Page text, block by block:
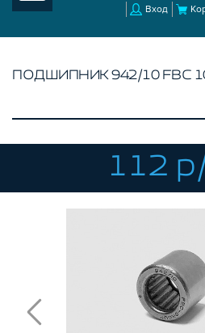
Вход
КОМПЛЕКТУЮЩИЕ К ЧПУ
УГЛОВЫЕ СОЕДИНИТЕЛИ
СИСТЕМА ТРУБНАЯ МОДУЛЬНАЯ
СИСТЕМА ТРУБНАЯ
ПОДШИПНИК 942/10 FBC
112